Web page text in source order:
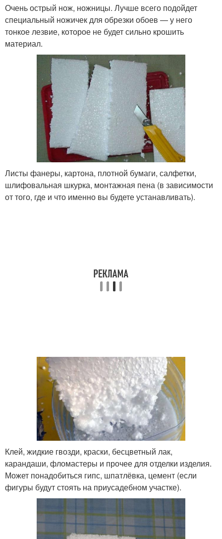
Очень острый нож, ножницы. Лучше всего подойдет
специальный ножичек для обрезки обоев — у него
тонкое лезвие, которое не будет сильно крошить
материал.
Листы фанеры, картона, плотной бумаги, салфетки,
шлифовальная шкурка, монтажная пена (в зависимости
от того, где и что именно вы будете устанавливать).
Клей, жидкие гвозди, краски, бесцветный лак,
карандаши, фломастеры и прочее для отделки изделия.
Может понадобиться гипс, шпатлёвка, цемент (если
фигуры будут стоять на приусадебном участке).